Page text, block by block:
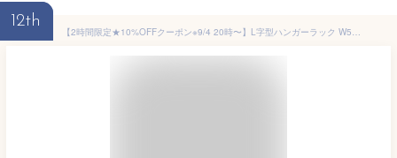
12th
【2時間限定★10%OFFクーポン※9/4 20時〜】L字型ハンガーラック W50 【L】エル 木製 おしゃれ スリム 省スペース コートハンガー 洋服掛け 洋服ハンガー 衣類収納 シンプル 一人暮らし 新生活